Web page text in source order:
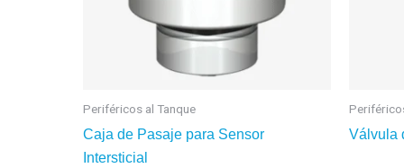
Periféricos al Tanque
Caja de Pasaje para Sensor
Intersticial
Válvula